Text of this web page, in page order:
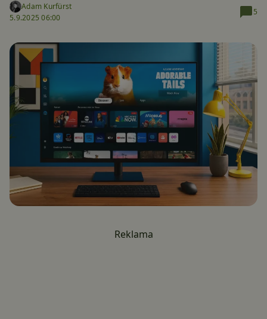
Adam Kurfürst
5.9.2025 06:00
5
Reklama